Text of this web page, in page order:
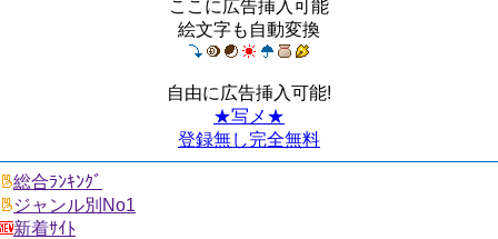
ここに広告挿入可能
絵文字も自動変換
自由に広告挿入可能!
★写メ★
登録無し完全無料
総合ﾗﾝｷﾝｸﾞ
ジャンル別No1
新着ｻｲﾄ